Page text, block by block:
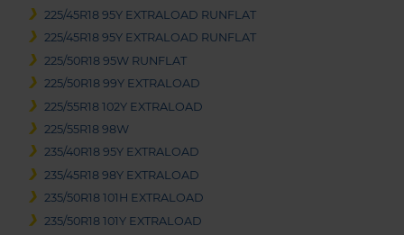
225/45R18 95Y EXTRALOAD RUNFLAT
225/45R18 95Y EXTRALOAD RUNFLAT
225/50R18 95W RUNFLAT
225/50R18 99Y EXTRALOAD
225/55R18 102Y EXTRALOAD
225/55R18 98W
235/40R18 95Y EXTRALOAD
235/45R18 98Y EXTRALOAD
235/50R18 101H EXTRALOAD
235/50R18 101Y EXTRALOAD